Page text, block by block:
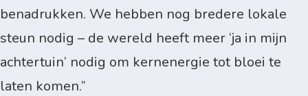
benadrukken. We hebben nog bredere lokale
steun nodig – de wereld heeft meer ‘ja in mijn
achtertuin’ nodig om kernenergie tot bloei te
laten komen.”